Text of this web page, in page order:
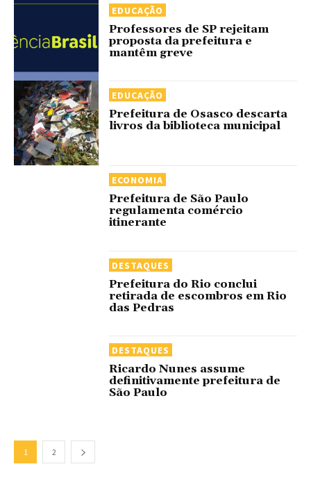
EDUCAÇÃO
Professores de SP rejeitam
proposta da prefeitura e
mantêm greve
EDUCAÇÃO
Prefeitura de Osasco descarta
livros da biblioteca municipal
ECONOMIA
Prefeitura de São Paulo
regulamenta comércio
itinerante
DESTAQUES
Prefeitura do Rio conclui
retirada de escombros em Rio
das Pedras
DESTAQUES
Ricardo Nunes assume
definitivamente prefeitura de
São Paulo
1 2